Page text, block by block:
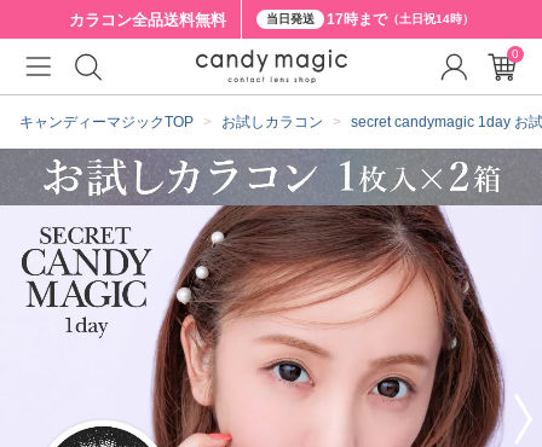
カラコン全品送料無料 当日発送 17時まで（土日祝14時）
キャンディーマジックTOP お試しカラコン secret candymagic 1day お
0
クーポン詳細